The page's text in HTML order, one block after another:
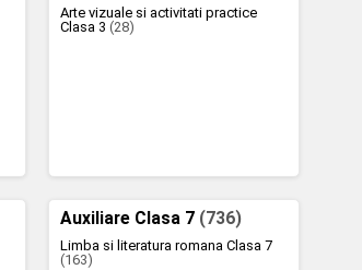
Arte vizuale si activitati practice
Clasa 3(28)
Auxiliare Clasa 7 (736)
Limba si literatura romana Clasa 7
(163)